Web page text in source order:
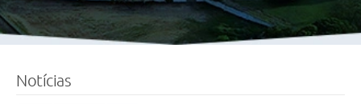
Notícias